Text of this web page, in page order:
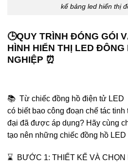
kế bảng led hiển thị
🕒QUY TRÌNH ĐÓNG GÓI
HÌNH HIỂN THỊ LED ĐÔNG
NGHIỆP ⏰
📚 Từ chiếc đồng hồ điện tử LED
có biết bao công đoạn chế tác tinh
đại đã được áp dụng? Hãy cùng
tạo nên những chiếc đồng hồ LED
⌛️ BƯỚC 1: THIẾT KẾ VÀ CHỌN